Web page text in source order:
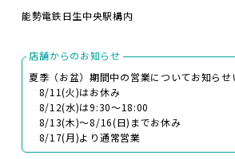
能勢電鉄日生中央駅構内
店舗からのお知らせ
夏季（お盆）期間中の営業についてお知らせ
8/11(火)はお休み
8/12(水)は9:30～18:00
8/13(木)～8/16(日)までお休み
8/17(月)より通常営業